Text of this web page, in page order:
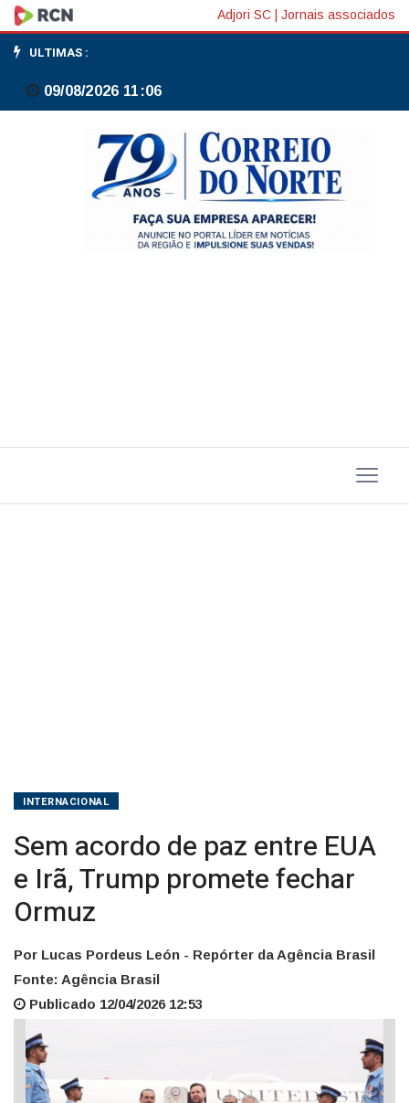
Sem
acordo
de
Ormuz
Adjori SC Jornais associados
ULTIMAS :
09/08/2026 11:06
INTERNACIONAL
Sem acordo de paz entre EUA
e Irã, Trump promete fechar
Ormuz
Por Lucas Pordeus León - Repórter da Agência Brasil
Fonte: Agência Brasil
Publicado 12/04/2026 12:53